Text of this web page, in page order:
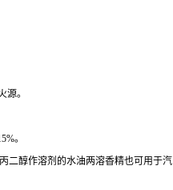
源。
。
二醇作溶剂的水油两溶香精也可用于汽